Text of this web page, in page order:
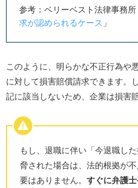
参考：ベリーベスト法律事務所
求が認められるケース 」
このように、明らかな不正行為や
に対して損害賠償請求できます。
記に該当しないため、企業は損害
もし、退職に伴い「今退職し
脅された場合は、法的根拠が
要はありません。 すぐに弁護